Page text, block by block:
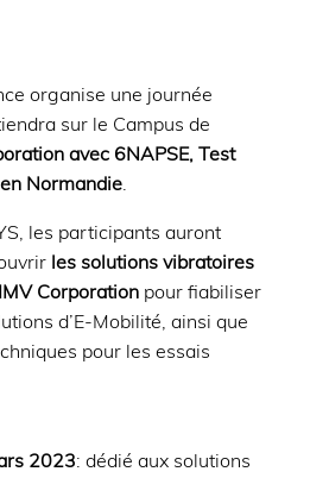
organise une journée
sur le Campus de
avec 6NAPSE, Test
Normandie.
les participants auront
les solutions vibratoires
Corporationpour fiabiliser
d’E-Mobilité, ainsi que
pour les essais
2023: dédié aux solutions